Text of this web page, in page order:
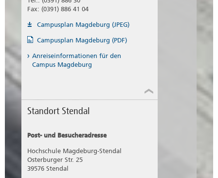
Fax: (0391) 886 41 04
Campusplan Magdeburg (JPEG)
Campusplan Magdeburg (PDF)
Anreiseinformationen für den
Campus Magdeburg
Standort Stendal
Post- und Besucheradresse
Hochschule Magdeburg-Stendal
Osterburger Str. 25
39576 Stendal